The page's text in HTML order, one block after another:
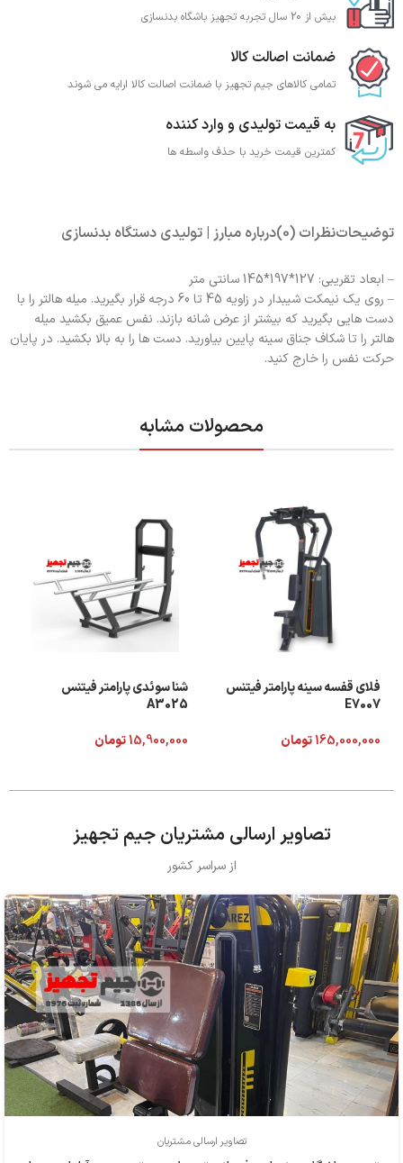
بیش از 20 سال تجربه تجهیز باشگاه بدنسازی
ضمانت اصالت کالا
تمامی کالاهای جیم تجهیز با ضمانت اصالت کالا ارایه می شوند
به قیمت تولیدی و وارد کننده
کمترین قیمت خرید با حذف واسطه ها
توضیحاتنظرات (0) درباره مبارز | تولیدی دستگاه بدنسازی
– ابعاد تقریبی: 127*197*145 سانتی متر
– روی یک نیمکت شیبدار در زاویه 45 تا 60 درجه قرار بگیرید. میله هالتر را با
دست هایی بگیرید که بیشتر از عرض شانه بازند. نفس عمیق بکشید میله
هالتر را تا شکاف جناق سینه پایین بیاورید. دست ها را به بالا بکشید. در پایان
حرکت نفس را خارج کنید.
محصولات مشابه
فلای قفسه سینه پارامتر فیتنس
E7007
165,000,000تومان
شنا سوئدی پارامتر فیتنس
A3025
15,900,000تومان
تصاویر ارسالی مشتریان جیم تجهیز
از سراسر کشور
تصاویر ارسالی مشتریان